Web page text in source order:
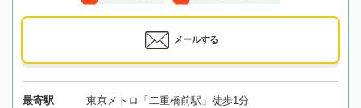
メールする
最寄駅 東京メトロ「二重橋前駅」徒歩1分